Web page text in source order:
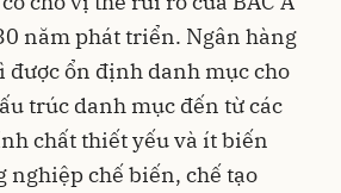
năm phát triển. Ngân hàng
được ổn định danh mục cho
trúc danh mục đến từ các
chất thiết yếu và ít biến
nghiệp chế biến, chế tạo